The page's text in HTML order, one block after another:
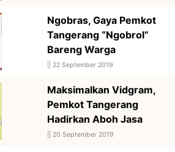
Ngobras, Gaya Pemkot
Tangerang “Ngobrol”
Bareng Warga
22 September 2019
Maksimalkan Vidgram,
Pemkot Tangerang
Hadirkan Aboh Jasa
20 September 2019